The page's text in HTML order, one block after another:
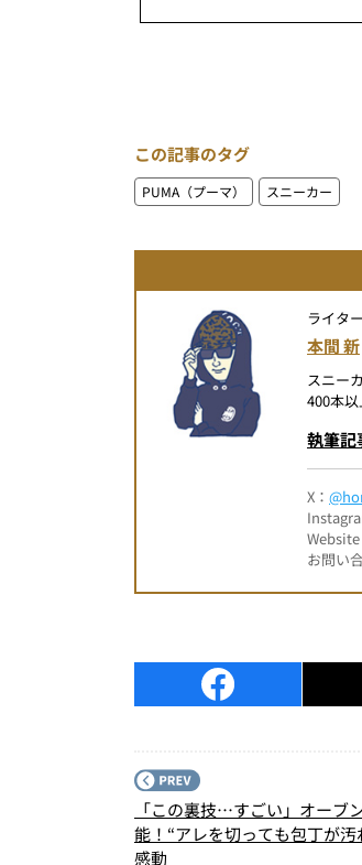
この記事のタグ
PUMA（プーマ） スニーカー
ライター
本間 新
スニー
400本
執筆記
X：
Website
お問い
「この裏技…すごい」オーブ
能！“アレを切っても包丁が
感動